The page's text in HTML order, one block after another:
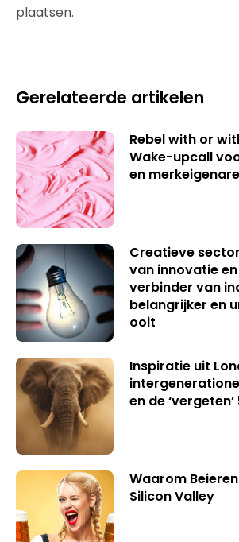
plaatsen.
Gerelateerde artikelen
Rebel with or
Wake-upcall
en
Creatieve
van innovatie
verbinder van
belangrijker en
ooit
Inspiratie uit
en de
Waarom
Silicon Valley